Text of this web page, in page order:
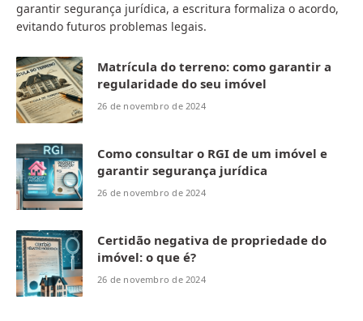
garantir segurança jurídica, a escritura formaliza o acordo,
evitando futuros problemas legais.
Matrícula do terreno: como garantir a
regularidade do seu imóvel
26 de novembro de 2024
Como consultar o RGI de um imóvel e
garantir segurança jurídica
26 de novembro de 2024
Certidão negativa de propriedade do
imóvel: o que é?
26 de novembro de 2024